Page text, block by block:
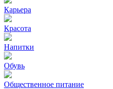
Карьера
Красота
Напитки
Обувь
Общественное питание